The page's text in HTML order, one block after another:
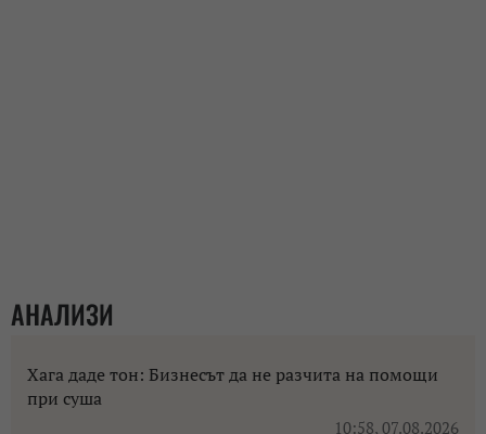
АНАЛИЗИ
Хага даде тон: Бизнесът да не разчита на помощи
при суша
10:58, 07.08.2026